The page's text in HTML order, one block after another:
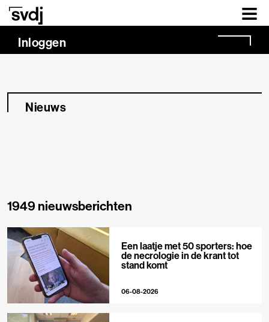
Naar hoofdinhoud
Inloggen
Nieuws
1949 nieuwsberichten
Een laatje met 50 sporters: hoe
de necrologie in de krant tot
stand komt
06-08-2026